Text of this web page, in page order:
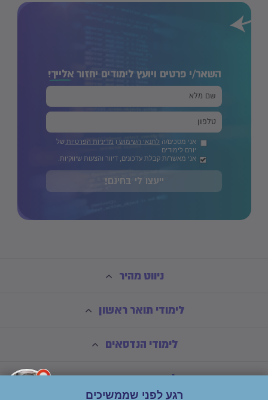
השאר/י פרטים ויועץ לימודים יחזוראלייך!
אני מסכים/ה לתנאי השימוש ו מדיניות הפרטיות של
יורם לימודים
אני מאשר/ת קבלת עדכונים, דיוור והצעות שיווקיות.
ייעצו לי בחינם!
ניווט מהיר
לימודי תואר ראשון
לימודי הנדסאים
לימודי תואר שני
רגע לפני שממשיכים